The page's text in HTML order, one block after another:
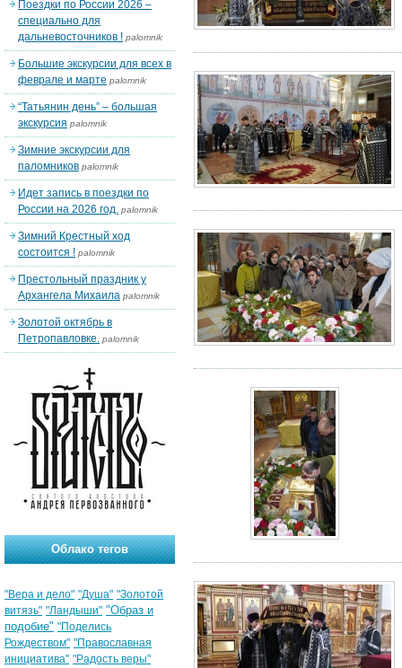
Поездки по России 2026 –
специально для
дальневосточников ! palomnik
Большие экскурсии для всех в
феврале и марте palomnik
“Татьянин день” – большая
экскурсия palomnik
Зимние экскурсии для
паломников palomnik
Идет запись в поездки по
России на 2026 год. palomnik
Зимний Крестный ход
состоится ! palomnik
Престольный праздник у
Архангела Михаила palomnik
Золотой октябрь в
Петропавловке. palomnik
Облако тегов
"Вера и дело" "Душа" "Золотой
витязь" "Ландыши" "Образ и
подобие" "Поделись
Рождеством" "Православная
инициатива" "Радость веры"